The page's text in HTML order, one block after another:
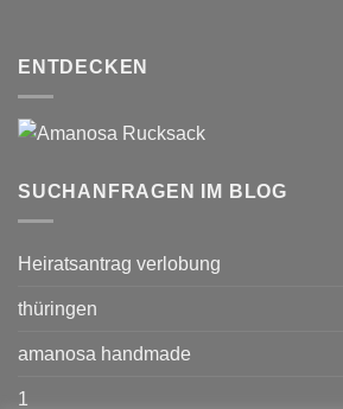
ENTDECKEN
SUCHANFRAGEN IM BLOG
Heiratsantrag verlobung
thüringen
amanosa handmade
1